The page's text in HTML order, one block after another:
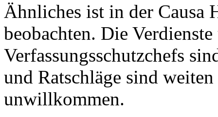
Ähnliches ist in der Causa
beobachten. Die
Verfassungsschutzchefs
und Ratschläge sind
unwillkommen.